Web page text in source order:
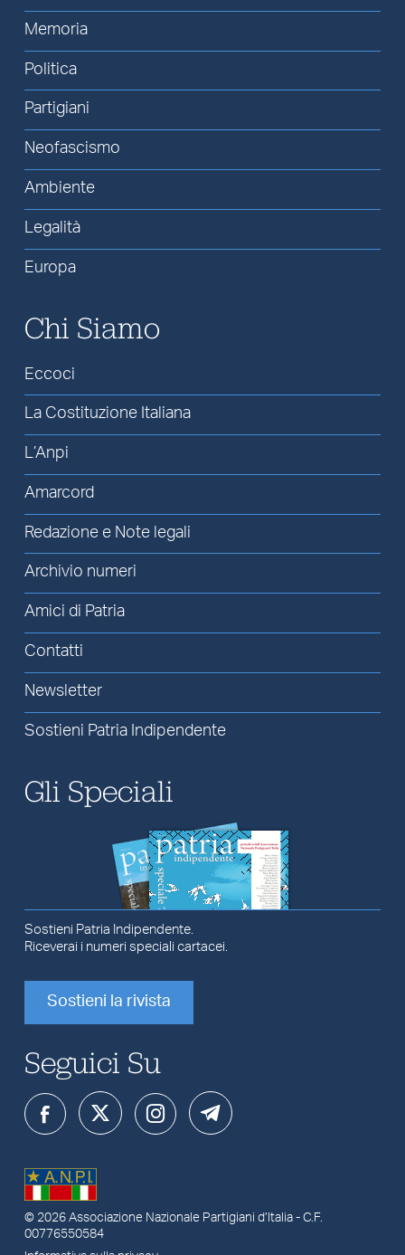
Memoria
Politica
Partigiani
Neofascismo
Ambiente
Legalità
Europa
Chi Siamo
Eccoci
La Costituzione Italiana
L’Anpi
Amarcord
Redazione e Note legali
Archivio numeri
Amici di Patria
Contatti
Newsletter
Sostieni Patria Indipendente
Gli Speciali
Sostieni Patria Indipendente.
Riceverai i numeri speciali cartacei.
Sostieni la rivista
Seguici Su
© 2026 Associazione Nazionale Partigiani d’Italia- C.F.
00776550584